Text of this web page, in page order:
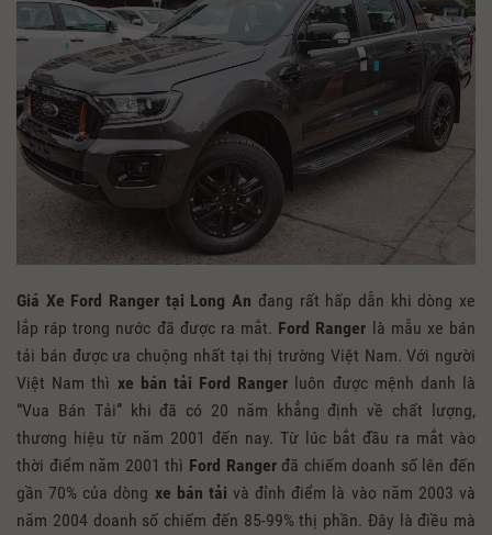
Giá Xe Ford Ranger tại Long An đang rất hấp dẫn khi dòng xe
lắp ráp trong nước đã được ra mắt. Ford Ranger là mẫu xe bán
tải bán được ưa chuộng nhất tại thị trường Việt Nam. Với người
Việt Nam thì xe bán tải Ford Ranger luôn được mệnh danh là
“Vua Bán Tải” khi đã có 20 năm khẳng định về chất lượng,
thương hiệu từ năm 2001 đến nay. Từ lúc bắt đầu ra mắt vào
thời điểm năm 2001 thì Ford Rangerđã chiếm doanh số lên đến
gần 70% của dòng xe bán tải và đỉnh điểm là vào năm 2003 và
năm 2004 doanh số chiếm đến 85-99% thị phần. Đây là điều mà